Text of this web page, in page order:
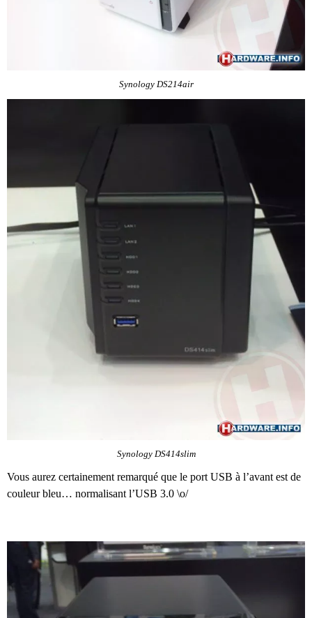
Synology DS214air
Synology DS414slim
Vous aurez certainement remarqué que le port USB à l’avant est de
couleur bleu… normalisant l’USB 3.0 \o/